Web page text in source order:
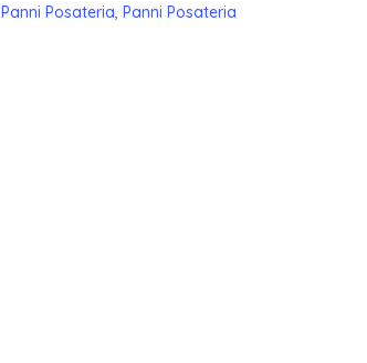
Panni Posateria, Panni Posateria